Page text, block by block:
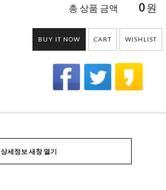
총 상품 금액 0원
BUY IT NOW CART WISHLIST
상세정보 새창 열기